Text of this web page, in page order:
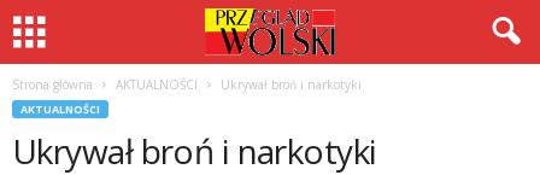
Strona główna AKTUALNOŚCI Ukrywał broń i narkotyki
AKTUALNOŚCI
Ukrywał broń i narkotyki